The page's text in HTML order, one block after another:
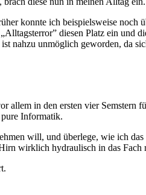
konnte ich beispielsweise noch
diesen Platz ein und
nahzu unmöglich geworden, da
allem in den ersten vier
Informatik.
will, und überlege, wie ich
wirklich hydraulisch in das Fach